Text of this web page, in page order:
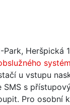
Heršpická
u vstupu
s
Pro osobní